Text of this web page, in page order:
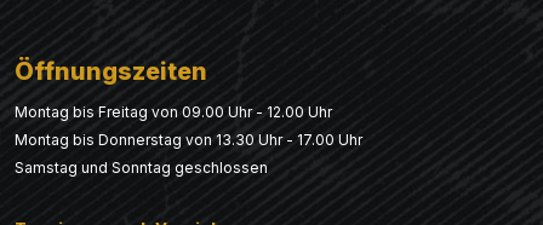
Öffnungszeiten
Montag bis Freitag von 09.00 Uhr - 12.00 Uhr
Montag bis Donnerstag von 13.30 Uhr - 17.00 Uhr
Samstag und Sonntag geschlossen